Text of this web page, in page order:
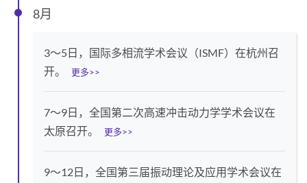
8月
3～5日，国际多相流学术会议（ISMF）在杭州召
开。
更多>>
7～9日，全国第二次高速冲击动力学学术会议在
太原召开。
更多>>
9～12日，全国第三届振动理论及应用学术会议在